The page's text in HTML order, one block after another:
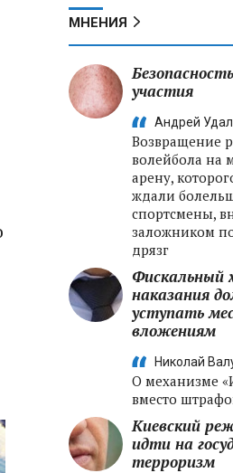
Год колонии
жителя
осудили за
службы
МНЕНИЯ
участия
Андрей
Возвращение
волейбола на
арену,
ждали
спортсмены,
заложником
дрязг
Фискальный
наказания
уступать
вложениям
Николай
О механизме
вместо
Киевский
идти на
терроризм